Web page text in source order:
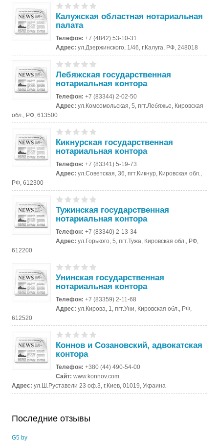
Калужская областная нотариальная
палата
Телефон:+7 (4842) 53-10-31
Адрес:ул.Дзержинского, 1/46, г.Калуга, РФ, 248018
Лебяжская государственная
нотариальная контора
Телефон:+7 (83344) 2-02-50
Адрес:ул.Комсомольская, 5, пгт.Лебяжье, Кировская
обл., РФ, 613500
Кикнурская государственная
нотариальная контора
Телефон:+7 (83341) 5-19-73
Адрес:ул.Советская, 36, пгт.Кикнур, Кировская обл.,
РФ, 612300
Тужинская государственная
нотариальная контора
Телефон:+7 (83340) 2-13-34
Адрес:ул.Горького, 5, пгт.Тужа, Кировская обл., РФ,
612200
Унинская государственная
нотариальная контора
Телефон:+7 (83359) 2-11-68
Адрес:ул.Кирова, 1, пгт.Уни, Кировская обл., РФ,
612520
Коннов и Созановский, адвокатская
контора
Телефон:+380 (44) 490-54-00
Сайт:www.konnov.com
Адрес:ул.Ш.Руставели 23 оф.3, г.Киев, 01019, Украина
Последние отзывы
G5 by